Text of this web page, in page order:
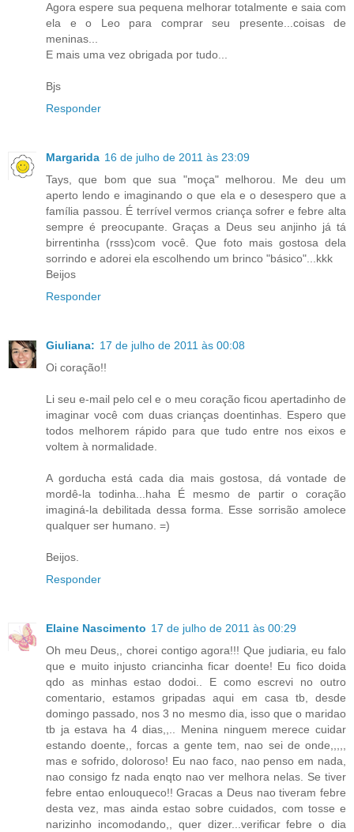
Agora espere sua pequena melhorar totalmente e saia com
ela e o Leo para comprar seu presente...coisas de
meninas...
E mais uma vez obrigada por tudo...
Bjs
Responder
Margarida 16 de julho de 2011 às 23:09
Tays, que bom que sua "moça" melhorou. Me deu um
aperto lendo e imaginando o que ela e o desespero que a
família passou. É terrível vermos criança sofrer e febre alta
sempre é preocupante. Graças a Deus seu anjinho já tá
birrentinha (rsss)com você. Que foto mais gostosa dela
sorrindo e adorei ela escolhendo um brinco "básico"...kkk
Beijos
Responder
Giuliana: 17 de julho de 2011 às 00:08
Oi coração!!
Li seu e-mail pelo cel e o meu coração ficou apertadinho de
imaginar você com duas crianças doentinhas. Espero que
todos melhorem rápido para que tudo entre nos eixos e
voltem à normalidade.
A gorducha está cada dia mais gostosa, dá vontade de
mordê-la todinha...haha É mesmo de partir o coração
imaginá-la debilitada dessa forma. Esse sorrisão amolece
qualquer ser humano. =)
Beijos.
Responder
Elaine Nascimento 17 de julho de 2011 às 00:29
Oh meu Deus,, chorei contigo agora!!! Que judiaria, eu falo
que e muito injusto criancinha ficar doente! Eu fico doida
qdo as minhas estao dodoi.. E como escrevi no outro
comentario, estamos gripadas aqui em casa tb, desde
domingo passado, nos 3 no mesmo dia, isso que o maridao
tb ja estava ha 4 dias,,.. Menina ninguem merece cuidar
estando doente,, forcas a gente tem, nao sei de onde,,,,,
mas e sofrido, doloroso! Eu nao faco, nao penso em nada,
nao consigo fz nada enqto nao ver melhora nelas. Se tiver
febre entao enlouqueco!! Gracas a Deus nao tiveram febre
desta vez, mas ainda estao sobre cuidados, com tosse e
narizinho incomodando,, quer dizer...verificar febre o dia